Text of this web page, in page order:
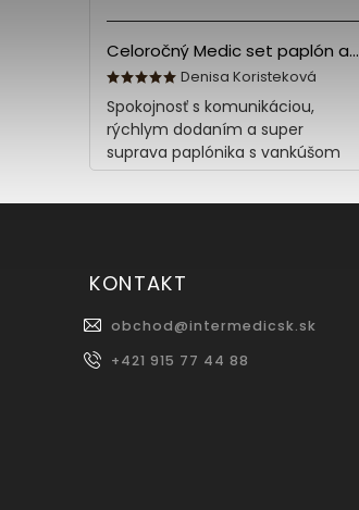
Celoročný Medic set paplón a vankúš z bavlny
Denisa Koristeková
Spokojnosť s komunikáciou,
rýchlym dodaním a super
suprava paplónika s vankúšom
KONTAKT
obchod@intermedicsk.sk
+421 915 77 44 88